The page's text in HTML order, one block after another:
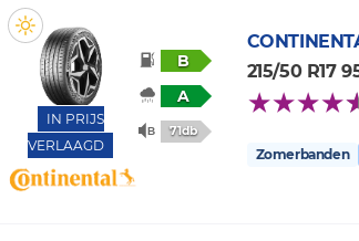
IN PRIJS
VERLAAGD
B
A
71db
215/50 R17
Zomerbanden